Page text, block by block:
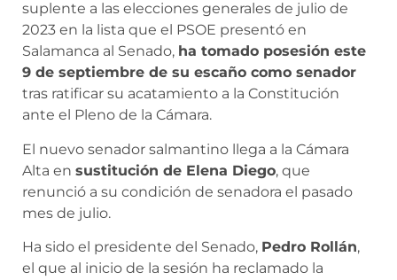
suplente a las elecciones generales de julio de
2023 en la lista que el PSOE presentó en
Salamanca al Senado, ha tomado posesión este
9 de septiembre de su escaño como senador
tras ratificar su acatamiento a la Constitución
ante el Pleno de la Cámara.
El nuevo senador salmantino llega a la Cámara
Alta en sustitución de Elena Diego, que
renunció a su condición de senadora el pasado
mes de julio.
Ha sido el presidente del Senado, Pedro Rollán,
el que al inicio de la sesión ha reclamado la